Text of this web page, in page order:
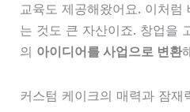
교육도 제공해왔어요. 이처럼
는 것도 큰 자산이죠. 창업을
의 아이디어를 사업으로 변환
커스텀 케이크의 매력과 잠재